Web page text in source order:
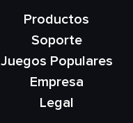
Productos
Soporte
Juegos Populares
Empresa
Legal